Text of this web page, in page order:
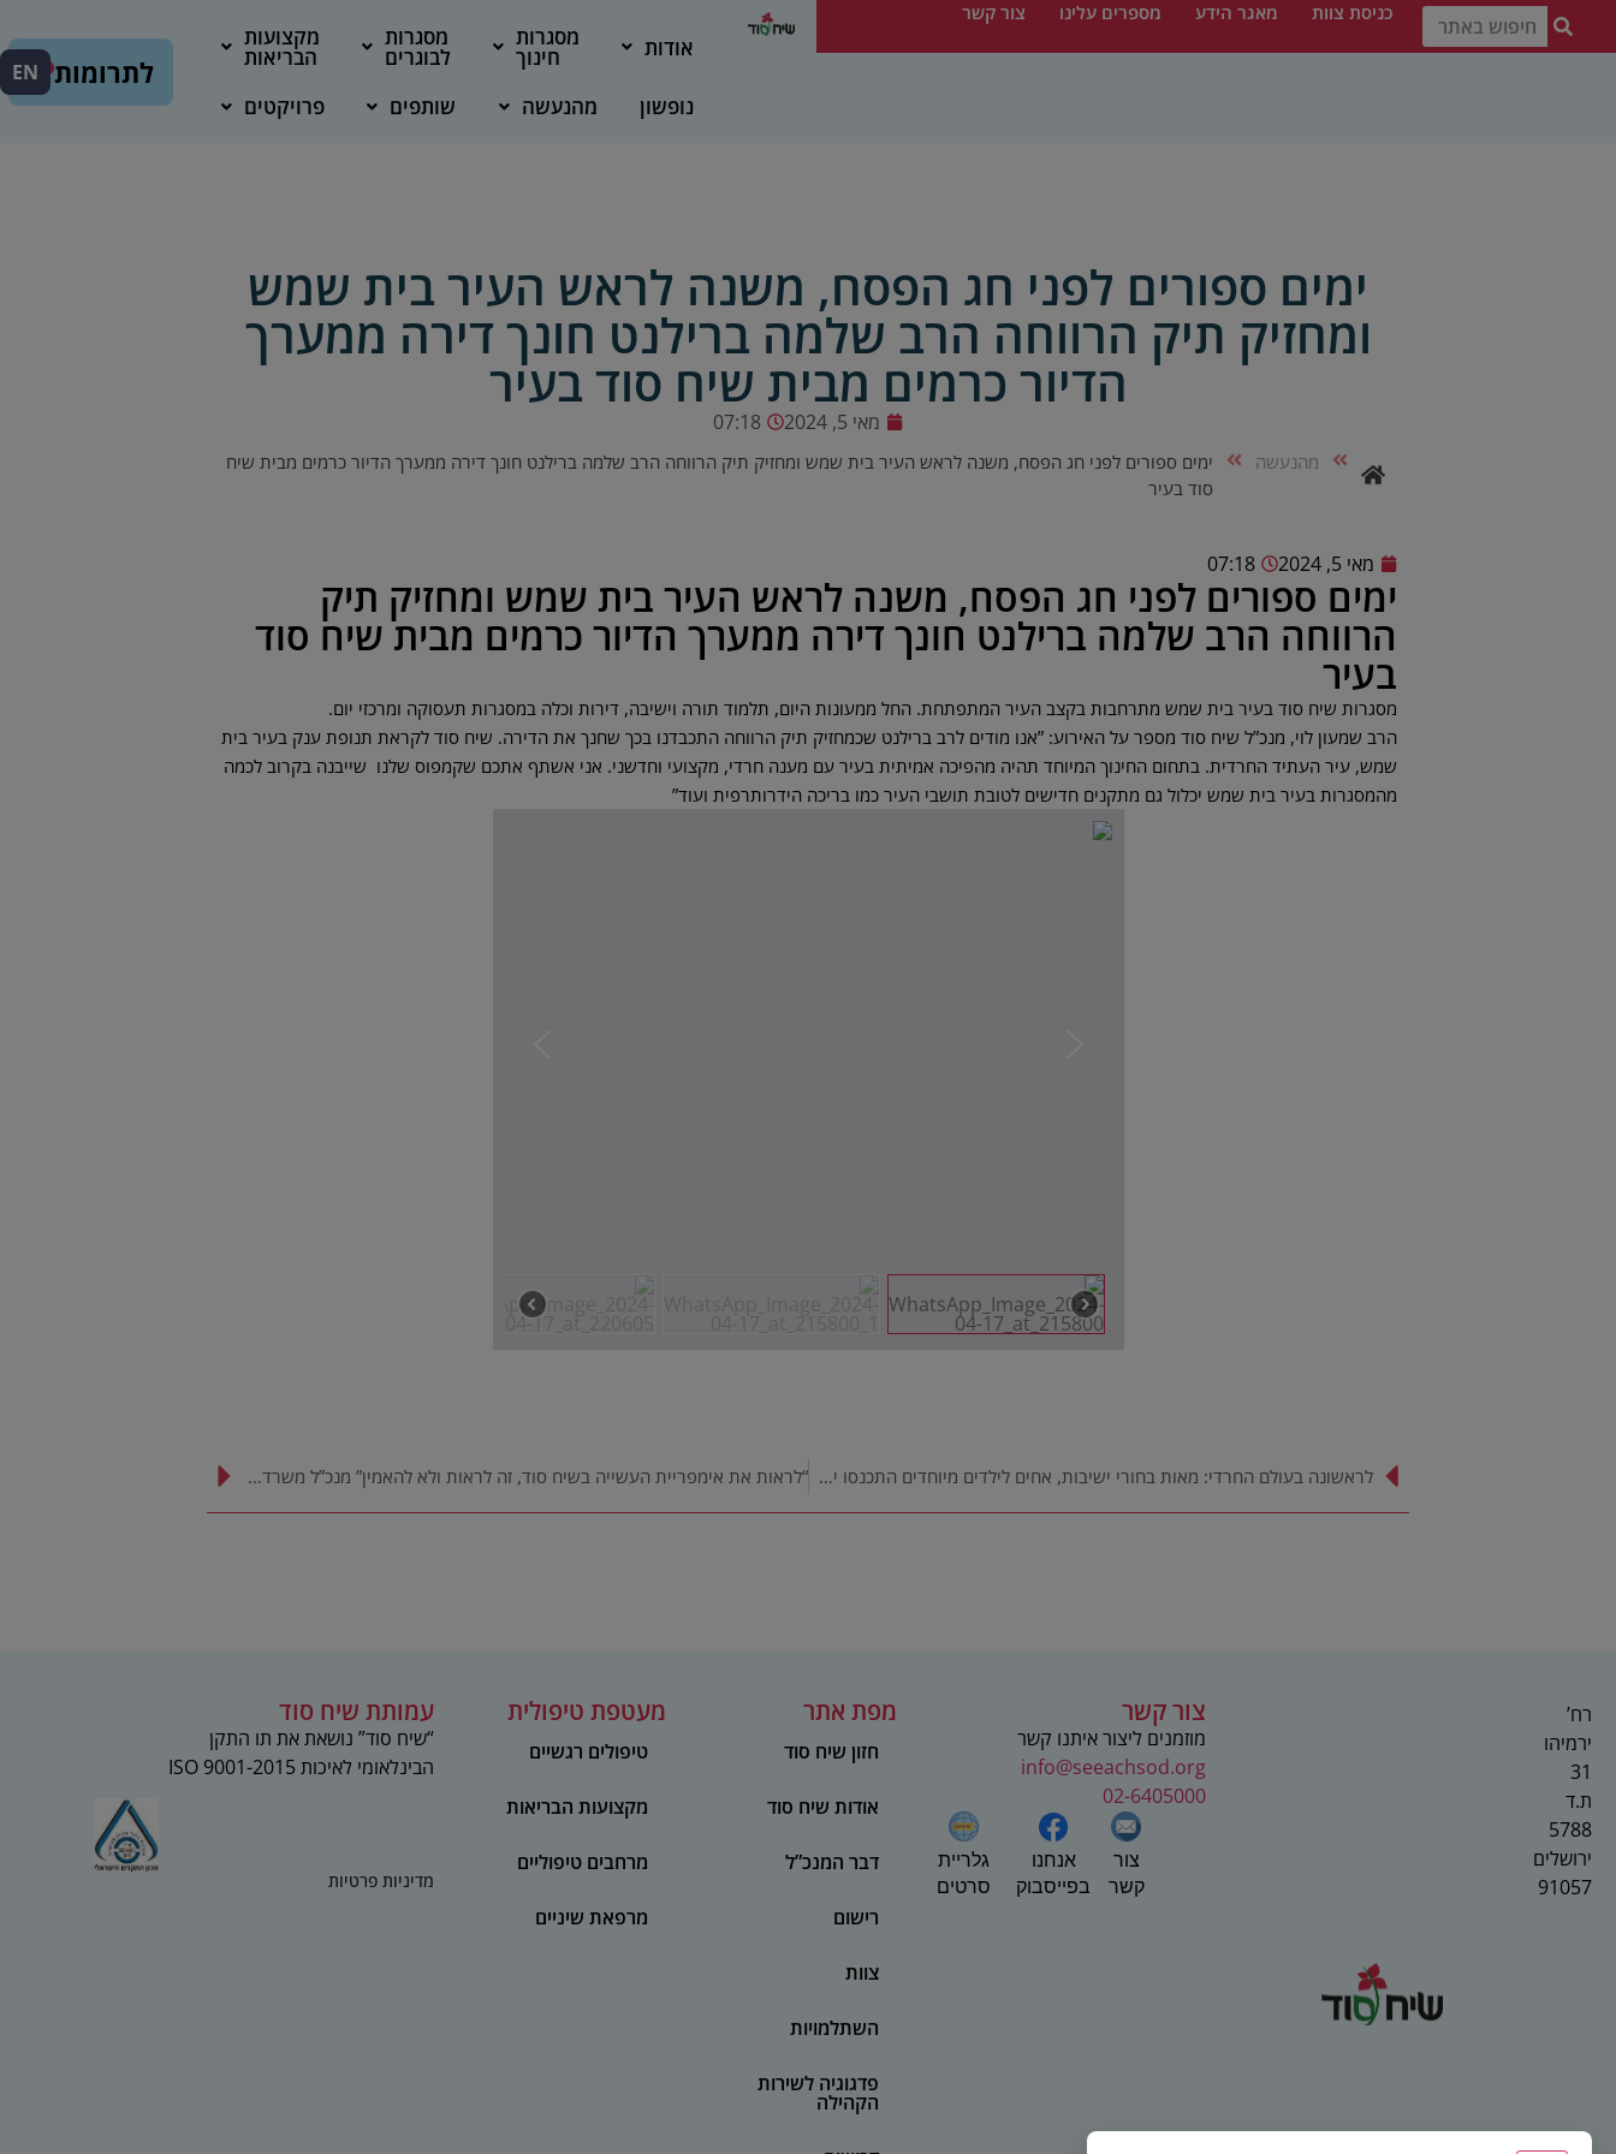
כניסת צוות מאגר הידע מספרים עלינו צור קשר
אודות מסגרות
חינוך
מסגרות
לבוגרים
מקצועות
הבריאות
נופשון
מהנעשה שותפים פרויקטים
לתרומות EN
ימים ספורים לפני חג הפסח, משנה לראש העיר בית שמש
ומחזיק תיק הרווחה הרב שלמה ברילנט חונך דירה ממערך
הדיור כרמים מבית שיח סוד בעיר
מאי 5, 2024 07:18
מהנעשה
ימים ספורים לפני חג הפסח, משנה לראש העיר בית שמש ומחזיק תיק הרווחה הרב שלמה ברילנט חונך דירה ממערך הדיור כרמים מבית שיח
סוד בעיר
מאי 5, 2024 07:18
ימים ספורים לפני חג הפסח, משנה לראש העיר בית שמש ומחזיק תיק
הרווחה הרב שלמה ברילנט חונך דירה ממערך הדיור כרמים מבית שיח סוד
בעיר
מסגרות שיח סוד בעיר בית שמש מתרחבות בקצב העיר המתפתחת. החל ממעונות היום, תלמוד תורה וישיבה, דירות וכלה במסגרות תעסוקה ומרכזי יום.
הרב שמעון לוי, מנכ”ל שיח סוד מספר על האירוע: ”אנו מודים לרב ברילנט שכמחזיק תיק הרווחה התכבדנו בכך שחנך את הדירה. שיח סוד לקראת תנופת ענק בעיר בית
שמש, עיר העתיד החרדית. בתחום החינוך המיוחד תהיה מהפיכה אמיתית בעיר עם מענה חרדי, מקצועי וחדשני. אני אשתף אתכם שקמפוס שלנו שייבנה בקרוב לכמה
מהמסגרות בעיר בית שמש יכלול גם מתקנים חדישים לטובת תושבי העיר כמו בריכה הידרותרפית ועוד”
לראשונה בעולם החרדי: מאות בחורי ישיבות, אחים לילדים מיוחדים התכנסו יחד למעמד עוצמתי של הכנה לחג הפסח “לראות את אימפריית העשייה בשיח סוד, זה לראות ולא להאמין” מנכ”ל משרד השיכון, הרב יהודה מורגנשטרן, בסיור מקצועי במסגרות שיח סוד בירושלים
רח’
ירמיהו
31
ת.ד
5788
ירושלים
91057
צור קשר
מוזמנים ליצור איתנו קשר
info@seeachsod.org
02-6405000
גלריית
סרטים
אנחנו
בפייסבוק
צור
קשר
מפת אתר
חזון שיח סוד
אודות שיח סוד
דבר המנכ”ל
רישום
צוות
השתלמויות
פדגוגיה לשירות
הקהילה
מעטפת טיפולית
טיפולים רגשיים
מקצועות הבריאות
מרחבים טיפוליים
מרפאת שיניים
עמותת שיח סוד
“שיח סוד” נושאת את תו התקן
הבינלאומי לאיכות 2015-ISO 9001
מדיניות פרטיות